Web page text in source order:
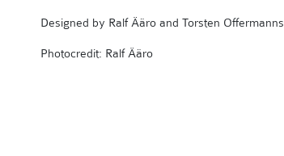
Designed by Ralf Ääro and Torsten Offermanns
Photocredit: Ralf Ääro